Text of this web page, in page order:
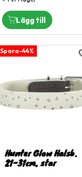
i favoriter
Hunter Glow Halsb.
21-31cm, star
44%